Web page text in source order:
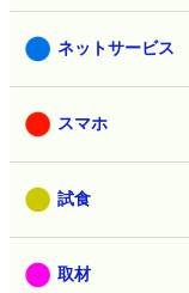
ネットサービス
スマホ
試食
取材